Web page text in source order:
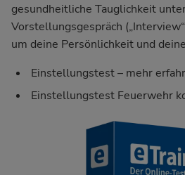
gesundheitliche Tauglichkeit
Vorstellungsgespräch
um deine Persönlichkeit und
Einstellungstest – mehr
Einstellungstest Feuerwehr